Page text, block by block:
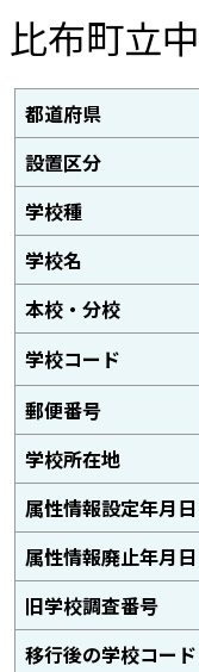
比布町立
都道府県
設置区分
学校種
学校名
本校・分校
学校コード
郵便番号
学校所在地
属性情報設定年月日
属性情報廃止年月日
旧学校調査番号
移行後の学校コード